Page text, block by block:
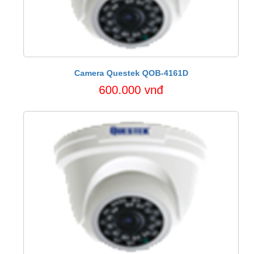
Camera Questek QOB-4161D
600.000 vnđ